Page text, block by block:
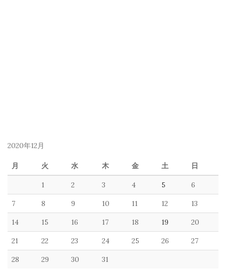
2020年12月
月 火 水 木 金 土 日
1 2 3 4 5 6
7 8 9 10 11 12 13
14 15 16 17 18 19 20
21 22 23 24 25 26 27
28 29 30 31